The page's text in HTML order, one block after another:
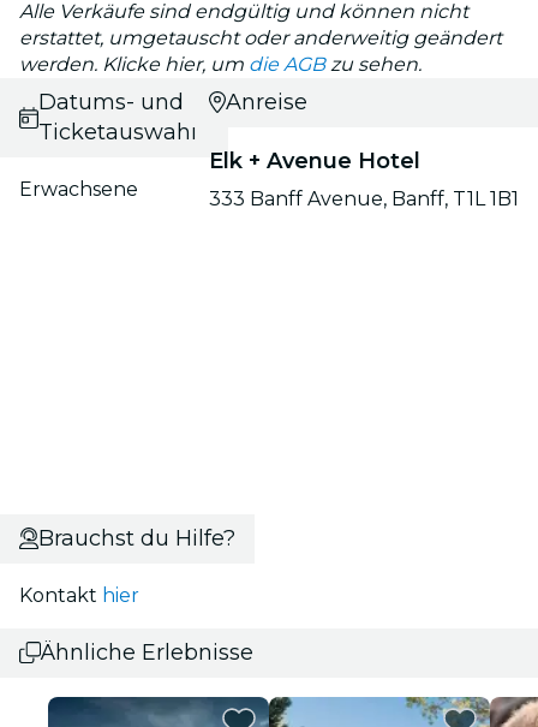
Alle Verkäufe sind endgültig und können nicht
erstattet, umgetauscht oder anderweitig geändert
werden. Klicke hier, um die AGBzu sehen.
Datums- und
Ticketauswahl
Erwachsene
Anreise
Elk + Avenue Hotel
333 Banff Avenue, Banff, T1L 1B1
Brauchst du Hilfe?
Kontakt hier
Ähnliche Erlebnisse